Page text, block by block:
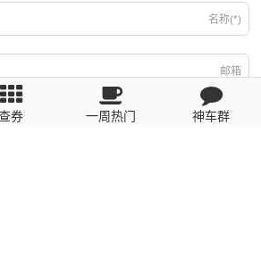
名称(*)
邮箱
券 一周热门 神车群